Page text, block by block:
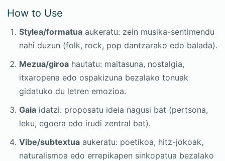
How to Use
Stylea/formatua aukeratu: zein musika-sentimendu
nahi duzun (folk, rock, pop dantzarako edo balada).
Mezua/giroa hautatu: maitasuna, nostalgia,
itxaropena edo ospakizuna bezalako tonuak
gidatuko du letren emozioa.
Gaia idatzi: proposatu ideia nagusi bat (pertsona,
leku, egoera edo irudi zentral bat).
Vibe/subtextua aukeratu: poetikoa, hitz-jokoak,
naturalismoa edo errepikapen sinkopatua bezalako